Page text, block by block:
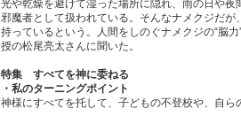
光や乾燥を避けて湿った場所に隠れ、雨の日や
邪魔者として扱われている。そんなナメクジだ
持っているという。人間をしのぐナメクジの“脳
授の松尾亮太さんに聞いた。
特集 すべてを神に委ねる
・私のターニングポイント
神様にすべてを托して、子どもの不登校や、自ら